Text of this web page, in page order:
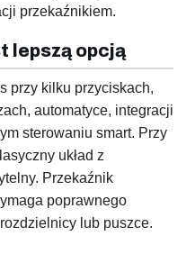
przekaźnikiem.
lepszą opcją
przy kilku przyciskach,
automatyce, integracji
sterowaniu smart. Przy
układ z
Przekaźnik
poprawnego
lub puszce.